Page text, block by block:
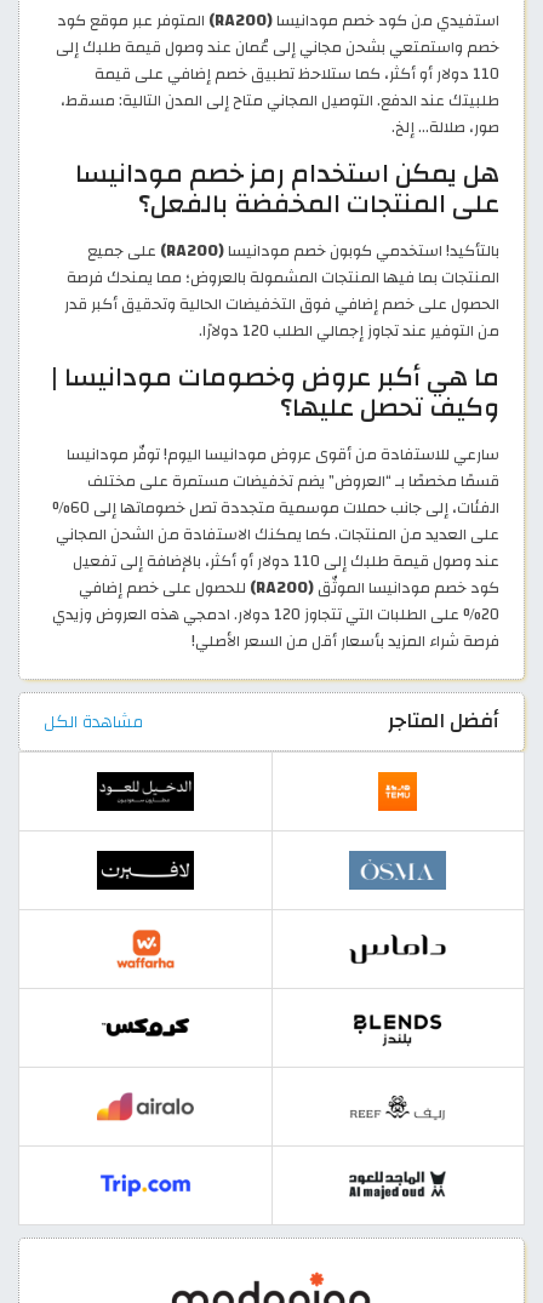
استفيدي من كود خصم مودانيسا(RA200)
المتوفر عبر موقع كود
خصم واستمتعي بشحن مجاني إلى عُمان عند وصول قيمة طلبك إلى
110 دولار أو أكثر، كما ستلاحظ تطبيق خصم إضافي على قيمة
طلبيتك عند الدفع. التوصيل المجاني متاح إلى المدن التالية: مسقط،
صور، صلالة... إلخ.
هل يمكن استخدام رمز خصم مودانيسا
على المنتجات المخفضة بالفعل؟
بالتأكيد! استخدمي كوبون خصم مودانيسا(RA200)
على جميع
المنتجات بما فيها المنتجات المشمولة بالعروض؛ مما يمنحك فرصة
الحصول على خصم إضافي فوق التخفيضات الحالية وتحقيق أكبر قدر
من التوفير عند تجاوز إجمالي الطلب 120 دولارًا.
ما هي أكبر عروض وخصومات مودانيسا |
وكيف تحصل عليها؟
سارعي للاستفادة من أقوى عروض مودانيسا اليوم! توفّر مودانيسا
قسمًا مخصصًا بـ “العروض” يضم تخفيضات مستمرة على مختلف
الفئات، إلى جانب حملات موسمية متجددة تصل خصوماتها إلى 60%
على العديد من المنتجات. كما يمكنك الاستفادة من الشحن المجاني
عند وصول قيمة طلبك إلى 110 دولار أو أكثر، بالإضافة إلى تفعيل
كود خصم مودانيسا الموثّق(RA200)
للحصول على خصم إضافي
20% على الطلبات التي تتجاوز 120 دولار. ادمجي هذه العروض وزيدي
فرصة شراء المزيد بأسعار أقل من السعر الأصلي!
أفضل المتاجر مشاهدة الكل